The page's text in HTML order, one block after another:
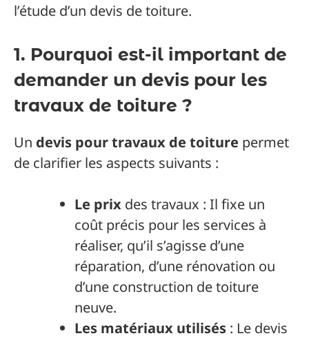
l’étude d’un devis de toiture.
1. Pourquoi est-il important de
demander un devis pour les
travaux de toiture ?
Un devis pour travaux de toiture permet
de clarifier les aspects suivants :
Le prix des travaux : Il fixe un
coût précis pour les services à
réaliser, qu’il s’agisse d’une
réparation, d’une rénovation ou
d’une construction de toiture
neuve.
Les matériaux utilisés : Le devis